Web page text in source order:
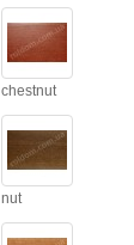
chestnut
nut